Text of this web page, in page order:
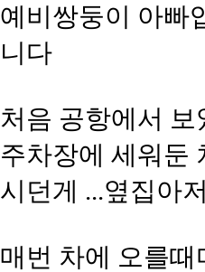
예비쌍둥이 아빠
니다
처음 공항에서
주차장에 세워둔
시던게 ...옆집아
매번 차에 오를